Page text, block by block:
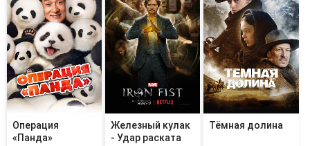
Операция
«Панда»
Железный кулак
- Удар раската
Тёмная долина